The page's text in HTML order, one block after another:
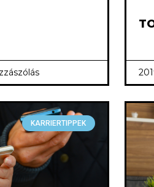
KARRIERTIPPEK